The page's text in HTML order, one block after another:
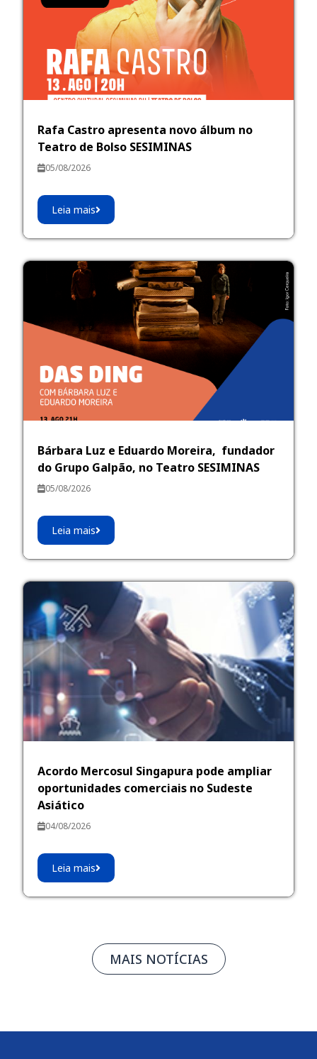
Rafa Castro apresenta novo álbum no
Teatro de Bolso SESIMINAS
05/08/2026
Leia mais
Bárbara Luz e Eduardo Moreira, fundador
do Grupo Galpão, no Teatro SESIMINAS
05/08/2026
Leia mais
Acordo Mercosul Singapura pode ampliar
oportunidades comerciais no Sudeste
Asiático
04/08/2026
Leia mais
MAIS NOTÍCIAS